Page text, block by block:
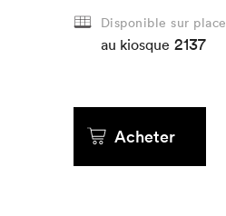
Disponible sur place
au kiosque 2137
Acheter